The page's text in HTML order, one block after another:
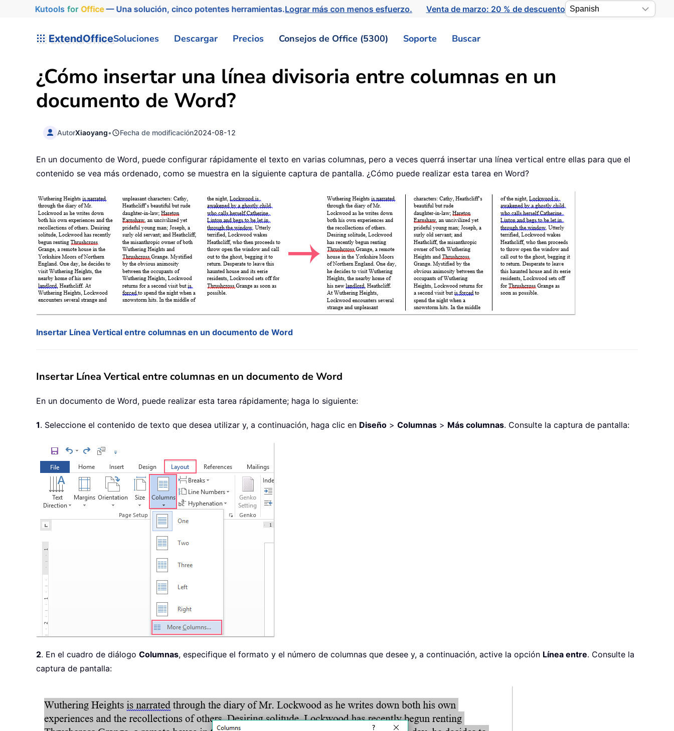
Kutools for Office— Una solución, cinco potentes herramientas.Lograr más con menos esfuerzo. Venta de marzo: 20 % de descuento
ExtendOfficeSoluciones Descargar Precios Consejos de Office (5300) Soporte Buscar
¿Cómo insertar una línea divisoria entre columnas en un
documento de Word?
AutorXiaoyang• Fecha de modificación2024-08-12
En un documento de Word, puede configurar rápidamente el texto en varias columnas, pero a veces querrá insertar una línea vertical entre ellas para que el
contenido se vea más ordenado, como se muestra en la siguiente captura de pantalla. ¿Cómo puede realizar esta tarea en Word?
Insertar Línea Vertical entre columnas en un documento de Word
Insertar Línea Vertical entre columnas en un documento de Word
En un documento de Word, puede realizar esta tarea rápidamente; haga lo siguiente:
1. Seleccione el contenido de texto que desea utilizar y, a continuación, haga clic en Diseño > Columnas > Más columnas. Consulte la captura de pantalla:
2. En el cuadro de diálogo Columnas, especifique el formato y el número de columnas que desee y, a continuación, active la opción Línea entre. Consulte la
captura de pantalla: